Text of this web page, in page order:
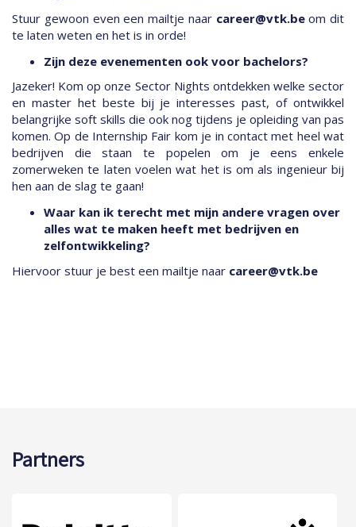
Stuur gewoon even een mailtje naar career@vtk.beom dit
te laten weten en het is in orde!
Zijn deze evenementen ook voor bachelors?
Jazeker! Kom op onze Sector Nights ontdekken welke sector
en master het beste bij je interesses past, of ontwikkel
belangrijke soft skills die ook nog tijdens je opleiding van pas
komen. Op de Internship Fair kom je in contact met heel wat
bedrijven die staan te popelen om je eens enkele
zomerweken te laten voelen wat het is om als ingenieur bij
hen aan de slag te gaan!
Waar kan ik terecht met mijn andere vragen over
alles wat te maken heeft met bedrijven en
zelfontwikkeling?
Hiervoor stuur je best een mailtje naar career@vtk.be
Partners